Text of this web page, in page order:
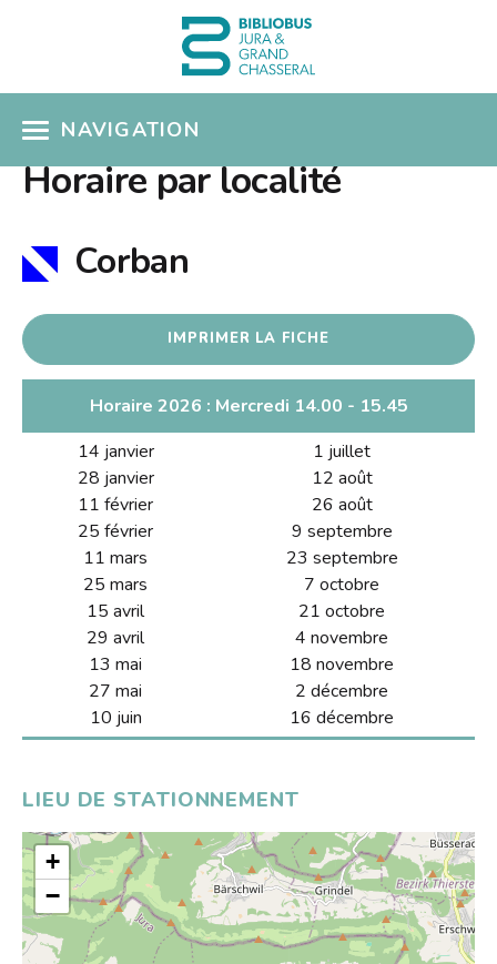
NAVIGATION
ACCÈS CATALOGUE
MON COMPTE
COLLECTIONS
Présentation
Nouveautés
Albums pour enfants
Jeux vidéo
Lire dans d'autres langues
Livres numériques
Lire autrement
Propositions d'achat
SÉLECTIONS THÉMATIQUES
EN PRATIQUE
S'inscrire
Emprunter
Prolonger
Réserver
Pour les classes
Dons de livres
HORAIRES
Le Bibliobus
Présentation
Actualités
Newsletter
Anecdotes
L'équipe
Rapports d'activités
Soutenir le Bibliobus
L'association
Revue de presse
Radio
Bricolage
Souvenirs, souvenirs...
Ensemble !
Horaire par localité
Corban
IMPRIMER LA FICHE
Horaire 2026 : Mercredi 14.00 - 15.45
14 janvier
28 janvier
11 février
25 février
11 mars
25 mars
15 avril
29 avril
13 mai
27 mai
10 juin
1 juillet
12 août
26 août
9 septembre
23 septembre
7 octobre
21 octobre
4 novembre
18 novembre
2 décembre
16 décembre
LIEU DE STATIONNEMENT
+
−